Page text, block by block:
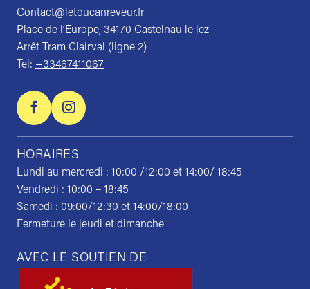
Contact@letoucanreveur.fr
Place de l’Europe, 34170 Castelnau le lez
Arrêt Tram Clairval (ligne 2)
Tel: +33467411067
HORAIRES
Lundi au mercredi : 10:00 /12:00 et 14:00/ 18:45
Vendredi : 10:00 – 18:45
Samedi : 09:00/12:30 et 14:00/18:00
Fermeture le jeudi et dimanche
AVEC LE SOUTIEN DE